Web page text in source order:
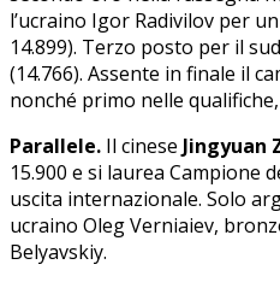
l’ucraino Igor Radivilov per
14.899). Terzo posto per il
(14.766). Assente in finale il
nonché primo nelle
Parallele. Il cinese Jingyuan
15.900 e si laurea Campione
uscita internazionale. Solo
ucraino Oleg Verniaiev,
Belyavskiy.